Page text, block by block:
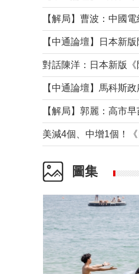
圖集